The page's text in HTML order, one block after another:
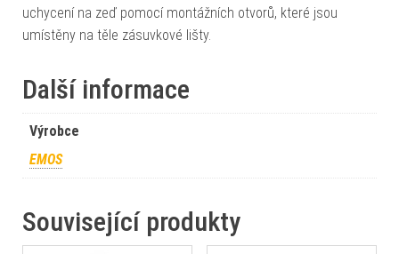
uchycení na zeď pomocí montážních otvorů, které jsou
umístěny na těle zásuvkové lišty.
Další informace
Výrobce
EMOS
Související produkty